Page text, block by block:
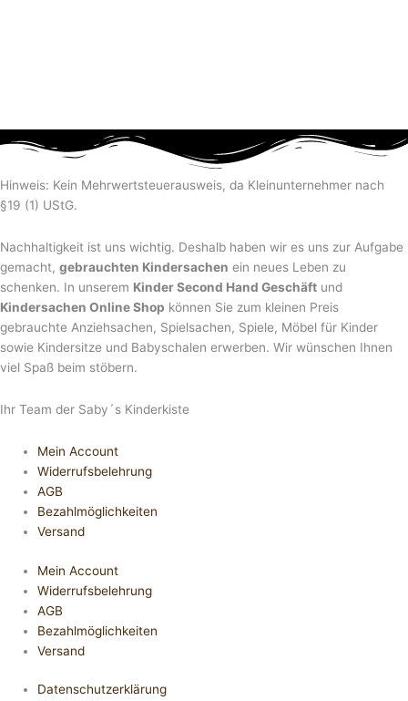
Hinweis: Kein Mehrwertsteuerausweis, da Kleinunternehmer nach
§19 (1) UStG.
Nachhaltigkeit ist uns wichtig. Deshalb haben wir es uns zur Aufgabe
gemacht, gebrauchten Kindersachen ein neues Leben zu
schenken. In unserem Kinder Second Hand Geschäft und
Kindersachen Online Shop können Sie zum kleinen Preis
gebrauchte Anziehsachen, Spiel­sachen, Spiele, Möbel für Kinder
sowie Kindersitze und Babyschalen erwerben. Wir wünschen Ihnen
viel Spaß beim stöbern.
Ihr Team der Saby´s Kinderkiste
Mein Account
Widerrufsbelehrung
AGB
Bezahlmöglichkeiten
Versand
Mein Account
Widerrufsbelehrung
AGB
Bezahlmöglichkeiten
Versand
Datenschutzerklärung